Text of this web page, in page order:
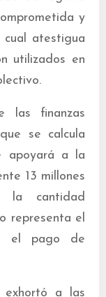
y
cual atestigua
utilizados en
las finanzas
se calcula
apoyará a la
13 millones
la cantidad
representa el
el pago de
exhortó a las